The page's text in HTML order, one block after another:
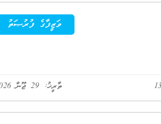
ވަޒީފާގެ ފުރުޞަތު
ތާރީޚު: 29 ޖޫން 2026